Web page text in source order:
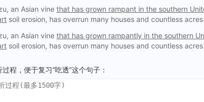
an Asian vine that has grown rampant in the southern
soil erosion, has overrun many houses and countless
an Asian vine that has grown rampantly in the southern
soil erosion, has overrun many houses and countless
程，便于复习“吃透”这个句子：